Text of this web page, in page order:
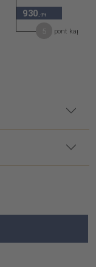
930 ,-Ft
pont kapható